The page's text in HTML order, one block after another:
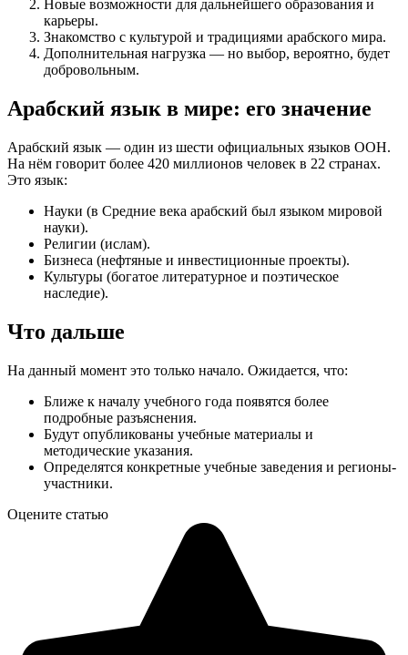
Новые возможности для дальнейшего образования и
карьеры.
Знакомство с культурой и традициями арабского мира.
Дополнительная нагрузка — но выбор, вероятно, будет
добровольным.
Арабский язык в мире: его значение
Арабский язык — один из шести официальных языков ООН.
На нём говорит более 420 миллионов человек в 22 странах.
Это язык:
Науки (в Средние века арабский был языком мировой
науки).
Религии (ислам).
Бизнеса (нефтяные и инвестиционные проекты).
Культуры (богатое литературное и поэтическое
наследие).
Что дальше
На данный момент это только начало. Ожидается, что:
Ближе к началу учебного года появятся более
подробные разъяснения.
Будут опубликованы учебные материалы и
методические указания.
Определятся конкретные учебные заведения и регионы-
участники.
Оцените статью